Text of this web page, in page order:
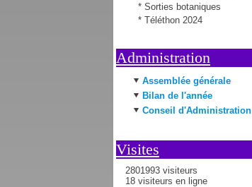
* Sorties botaniques
* Téléthon 2024
Administration
Assemblée générale
Bilan de l'année
Conseil d'Administration
Visites
2801993 visiteurs
18 visiteurs en ligne